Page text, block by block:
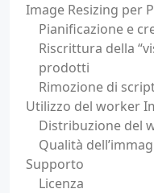
Image Resizing per
Pianificazione e
Riscrittura della
prodotti
Rimozione di
Utilizzo del worker
Distribuzione del
Qualità
Supporto
Licenza